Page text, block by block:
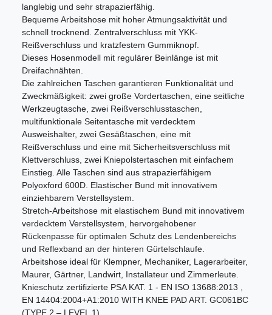
langlebig und sehr strapazierfähig.
Bequeme Arbeitshose mit hoher Atmungsaktivität und
schnell trocknend. Zentralverschluss mit YKK-
Reißverschluss und kratzfestem Gummiknopf.
Dieses Hosenmodell mit regulärer Beinlänge ist mit
Dreifachnähten.
Die zahlreichen Taschen garantieren Funktionalität und
Zweckmäßigkeit: zwei große Vordertaschen, eine seitliche
Werkzeugtasche, zwei Reißverschlusstaschen,
multifunktionale Seitentasche mit verdecktem
Ausweishalter, zwei Gesäßtaschen, eine mit
Reißverschluss und eine mit Sicherheitsverschluss mit
Klettverschluss, zwei Kniepolstertaschen mit einfachem
Einstieg. Alle Taschen sind aus strapazierfähigem
Polyoxford 600D. Elastischer Bund mit innovativem
einziehbarem Verstellsystem.
Stretch-Arbeitshose mit elastischem Bund mit innovativem
verdecktem Verstellsystem, hervorgehobener
Rückenpasse für optimalen Schutz des Lendenbereichs
und Reflexband an der hinteren Gürtelschlaufe.
Arbeitshose ideal für Klempner, Mechaniker, Lagerarbeiter,
Maurer, Gärtner, Landwirt, Installateur und Zimmerleute.
Knieschutz zertifizierte PSA KAT. 1 - EN ISO 13688:2013 ,
EN 14404:2004+A1:2010 WITH KNEE PAD ART. GC061BC
(TYPE 2 – LEVEL 1)